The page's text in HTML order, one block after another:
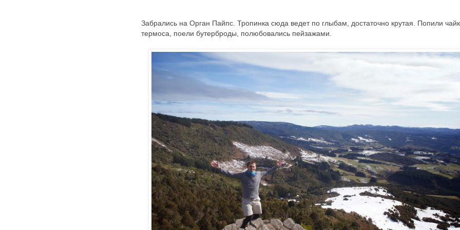
Забрались на Орган Пайпс. Тропинка сюда ведет по глыбам, достаточно крутая. Попили
термоса, поели бутерброды, полюбовались пейзажами.